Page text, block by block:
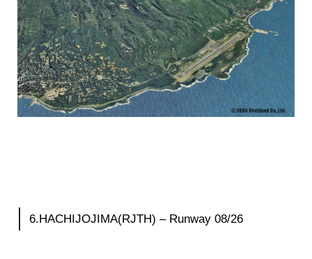
6.HACHIJOJIMA(RJTH) – Runway 08/26